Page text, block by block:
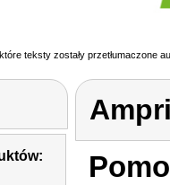
teksty zostały przetłumaczone